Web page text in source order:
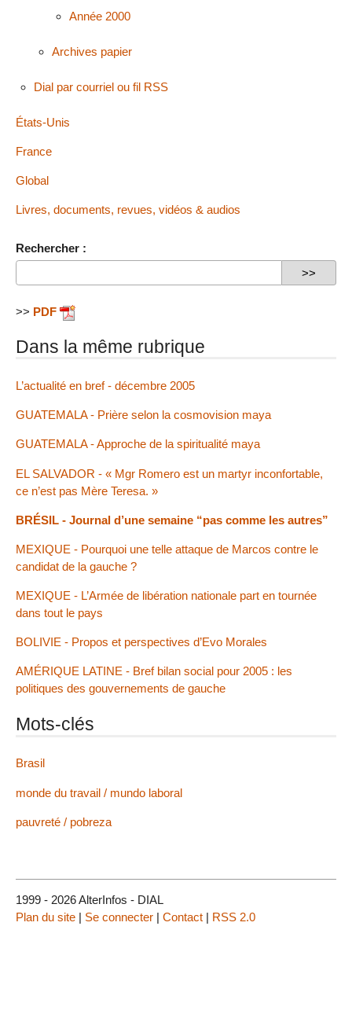
Année 2000
Archives papier
Dial par courriel ou fil RSS
États-Unis
France
Global
Livres, documents, revues, vidéos & audios
Rechercher :
>> PDF
Dans la même rubrique
L’actualité en bref - décembre 2005
GUATEMALA - Prière selon la cosmovision maya
GUATEMALA - Approche de la spiritualité maya
EL SALVADOR - « Mgr Romero est un martyr inconfortable,
ce n’est pas Mère Teresa. »
BRÉSIL - Journal d’une semaine “pas comme les autres”
MEXIQUE - Pourquoi une telle attaque de Marcos contre le
candidat de la gauche ?
MEXIQUE - L’Armée de libération nationale part en tournée
dans tout le pays
BOLIVIE - Propos et perspectives d’Evo Morales
AMÉRIQUE LATINE - Bref bilan social pour 2005 : les
politiques des gouvernements de gauche
Mots-clés
Brasil
monde du travail / mundo laboral
pauvreté / pobreza
1999 - 2026 AlterInfos - DIAL
Plan du site | Se connecter | Contact | RSS 2.0